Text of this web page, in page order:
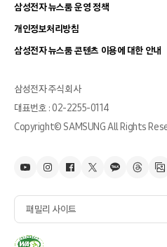
삼성전자 뉴스룸 운영 정책
개인정보처리방침
삼성전자 뉴스룸 콘텐츠 이용에 대한 안내
삼성전자 주식회사
대표번호 : 02-2255-0114
Copyright© SAMSUNG All Rights
패밀리 사이트